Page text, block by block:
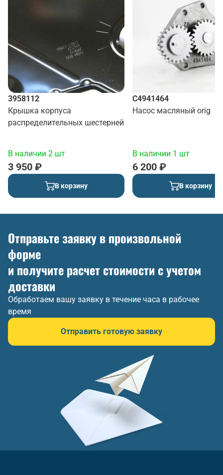
3958112
Крышка корпуса
распределительных шестерней
В наличии 2 шт
3 950 ₽
В корзину
C4941464
Насос масляный orig
В наличии 1 шт
6 200 ₽
В корзину
Отправьте заявку в произвольной
форме
и получите расчет стоимости с учетом
доставки
Обработаем вашу заявку в течение часа в рабочее
время
Отправить готовую заявку